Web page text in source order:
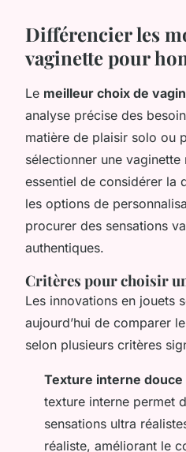
Différencier les
vaginette pour
Le meilleur choix de
analyse précise des
matière de plaisir solo ou
sélectionner une
essentiel de considérer la
les options de
procurer des sensations
authentiques.
Critères pour choisir
Les innovations en jouets
aujourd’hui de comparer
selon plusieurs critères
Texture interne douce
texture interne permet
sensations ultra
réaliste, améliorant le